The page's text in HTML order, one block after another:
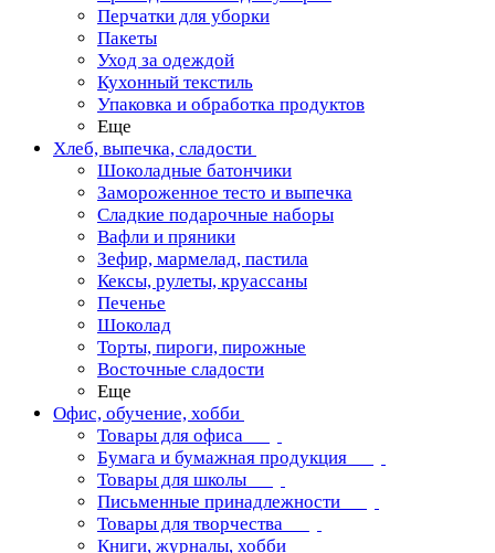
Перчатки для уборки
Пакеты
Уход за одеждой
Кухонный текстиль
Упаковка и обработка продуктов
Еще
Хлеб, выпечка, сладости
Шоколадные батончики
Замороженное тесто и выпечка
Сладкие подарочные наборы
Вафли и пряники
Зефир, мармелад, пастила
Кексы, рулеты, круассаны
Печенье
Шоколад
Торты, пироги, пирожные
Восточные сладости
Еще
Офис, обучение, хобби
Товары для офиса
Бумага и бумажная продукция
Товары для школы
Письменные принадлежности
Товары для творчества
Книги, журналы, хобби